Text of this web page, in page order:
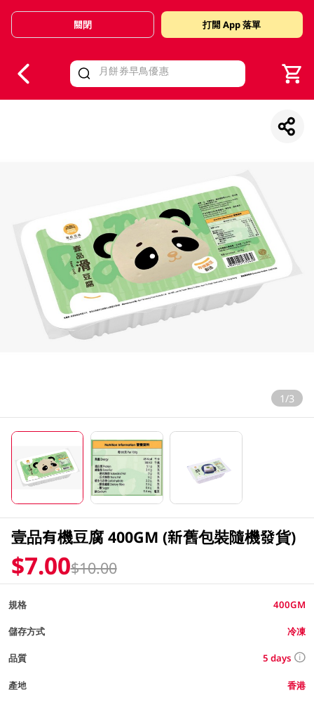
Valid Until 30 June 2026
關閉 打開 App 落單
1/3
壹品有機豆腐 400GM (新舊包裝隨機發貨)
$7.00$10.00
規格 400GM
儲存方式 冷凍
品質 5 days
產地 香港